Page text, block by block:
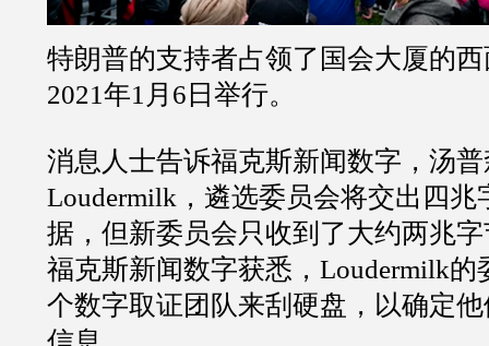
特朗普的支持者占领了国会大厦的
2021年1月6日举行。
消息人士告诉福克斯新闻数字，汤
Loudermilk，遴选委员会将交出四兆
据，但新委员会只收到了大约两兆
福克斯新闻数字获悉，Loudermilk的
个数字取证团队来刮硬盘，以确定